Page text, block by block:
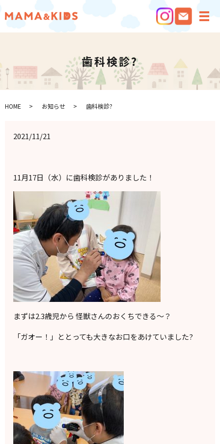
メ
歯科検診?
HOME お知らせ 歯科検診?
2021/11/21
11月17日（水）に歯科検診がありました！
まずは2.3歳児から 怪獣さんのおくちできる〜？
「ガオー！」ととっても大きなお口をあけていました?